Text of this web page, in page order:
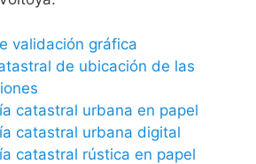
validación gráfica
de ubicación de las
catastral urbana en papel
catastral urbana digital
catastral rústica en papel